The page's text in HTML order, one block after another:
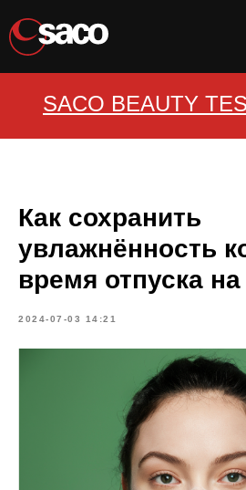
SACO BEAUTY
Как сохранить
увлажнённость
время отпуска
2024-07-03 14:21